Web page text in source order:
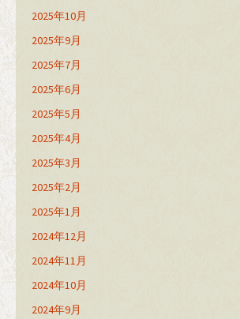
2025年10月
2025年9月
2025年7月
2025年6月
2025年5月
2025年4月
2025年3月
2025年2月
2025年1月
2024年12月
2024年11月
2024年10月
2024年9月